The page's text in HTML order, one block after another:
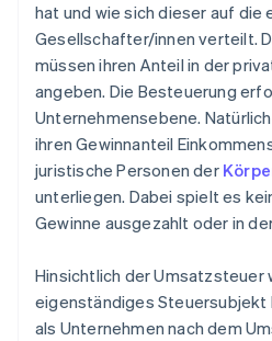
hat und wie sich dieser auf die
Gesellschafter/innen verteilt.
müssen ihren Anteil in der
angeben. Die Besteuerung
Unternehmensebene.
ihren Gewinnanteil
juristische Personen der
unterliegen. Dabei spielt es
Gewinne ausgezahlt oder in
Hinsichtlich der Umsatzsteuer
eigenständiges
als Unternehmen nach dem